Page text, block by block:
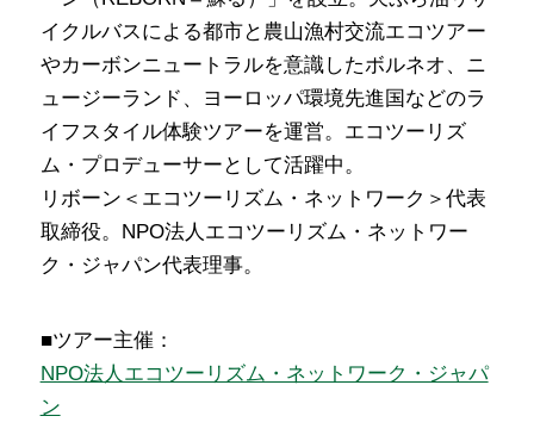
イクルバスによる都市と農山漁村交流エコツアー
やカーボンニュートラルを意識したボルネオ、ニ
ュージーランド、ヨーロッパ環境先進国などのラ
イフスタイル体験ツアーを運営。エコツーリズ
ム・プロデューサーとして活躍中。
リボーン＜エコツーリズム・ネットワーク＞代表
取締役。NPO法人エコツーリズム・ネットワー
ク・ジャパン代表理事。
■ツアー主催：
NPO法人エコツーリズム・ネットワーク・ジャパ
ン